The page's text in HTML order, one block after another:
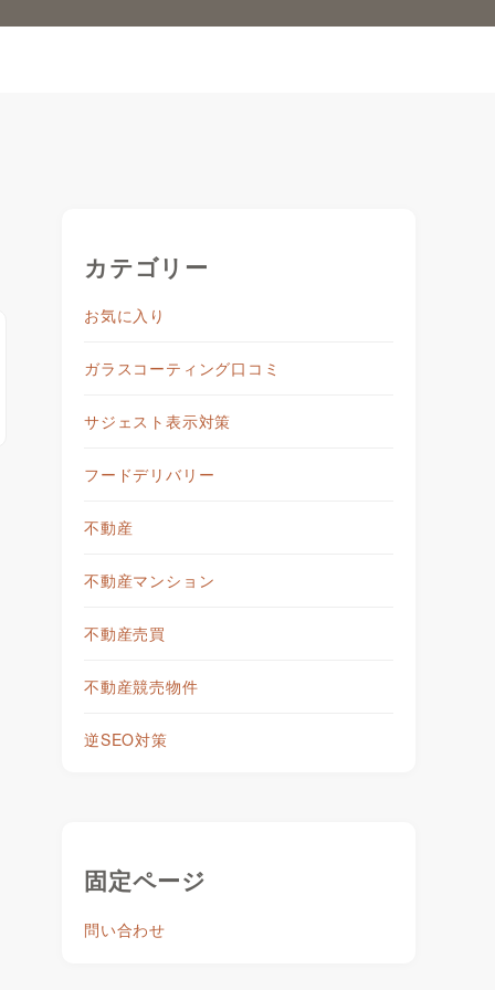
カテゴリー
お気に入り
ガラスコーティング口コミ
サジェスト表示対策
フードデリバリー
不動産
不動産マンション
不動産売買
不動産競売物件
逆SEO対策
固定ページ
問い合わせ